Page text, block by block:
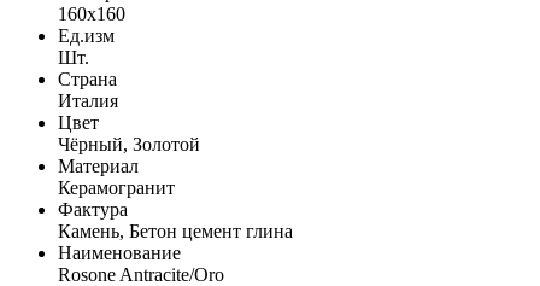
160x160
Ед.изм
Шт.
Страна
Италия
Цвет
Чёрный, Золотой
Материал
Керамогранит
Фактура
Камень, Бетон цемент глина
Наименование
Rosone Antracite/Oro